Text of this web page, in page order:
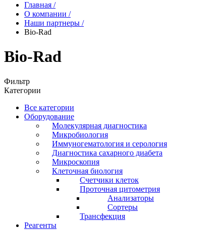
Главная /
О компании /
Наши партнеры /
Bio-Rad
Bio-Rad
Фильтр
Категории
Все категории
Оборудование
Молекулярная диагностика
Микробиология
Иммуногематология и серология
Диагностика сахарного диабета
Микроскопия
Клеточная биология
Счетчики клеток
Проточная цитометрия
Анализаторы
Сортеры
Трансфекция
Реагенты